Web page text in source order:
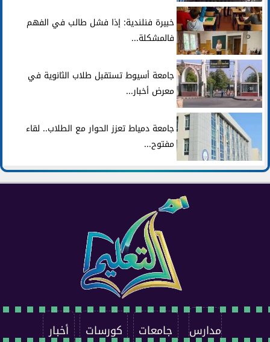
خبيرة فنلندية: إذا فشل طالب في الفهم
فالمشكلة...
جامعة أسيوط تستقبل طلاب الثانوية في
معرض أخبار...
جامعة دمياط تعزز الحوار مع الطلاب.. لقاء
مفتوح...
مدارس جامعات كورسات أخبار